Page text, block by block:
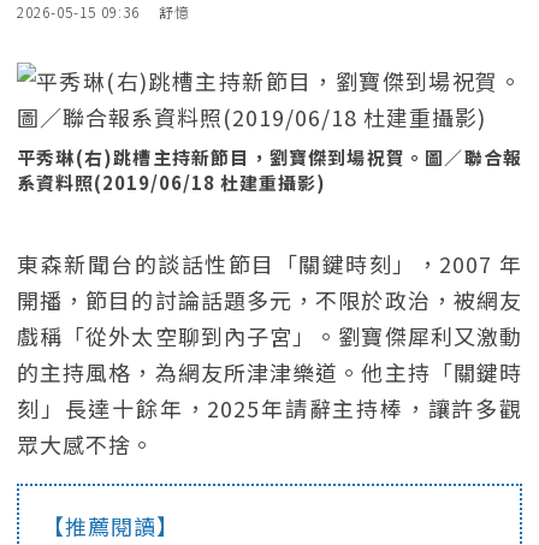
2026-05-15 09:36 舒憶
平秀琳(右)跳槽主持新節目，劉寶傑到場祝賀。圖／聯合報
系資料照(2019/06/18 杜建重攝影)
東森新聞台的談話性節目「關鍵時刻」，2007 年
開播，節目的討論話題多元，不限於政治，被網友
戲稱「從外太空聊到內子宮」。劉寶傑犀利又激動
的主持風格，為網友所津津樂道。他主持「關鍵時
刻」長達十餘年，2025年請辭主持棒，讓許多觀
眾大感不捨。
【推薦閱讀】